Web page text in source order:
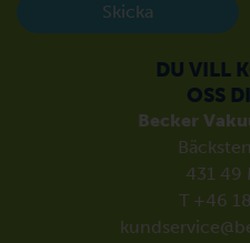
Skicka
DU VILL
OSS
Becker
431 49
T +46